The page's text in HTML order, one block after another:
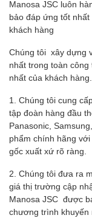
Manosa JSC luôn
bảo đáp ứng tốt
khách hàng
Chúng tôi xây dựng
nhất trong toàn
nhất của khách hàng.
1. Chúng tôi cung
tập đoàn hàng đầu
Panasonic,
phẩm chính hãng
gốc xuất xứ rõ ràng.
2. Chúng tôi đưa ra
giá thị trường cập
Manosa JSC được
chương trình khuyến